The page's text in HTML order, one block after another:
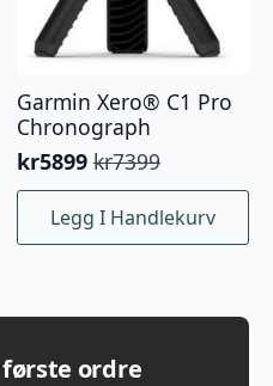
Garmin Xero® C1 Pro
Chronograph
kr7399
Opprinnelig
pris
var:
kr7399.
kr5899
Nåværende
pris
kr5899.
Legg I Handlekurv
ordre